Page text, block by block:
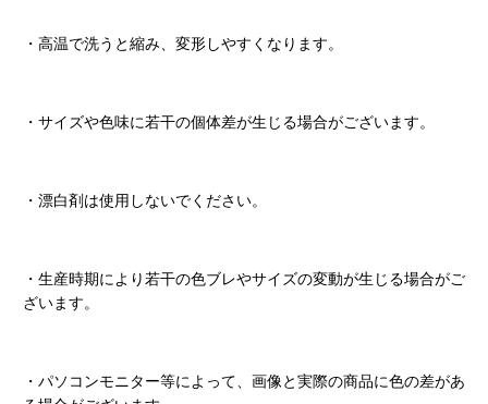
・高温で洗うと縮み、変形しやすくなります。
・サイズや色味に若干の個体差が生じる場合がございます。
・漂白剤は使用しないでください。
・生産時期により若干の色ブレやサイズの変動が生じる場合がご
ざいます。
・パソコンモニター等によって、画像と実際の商品に色の差があ